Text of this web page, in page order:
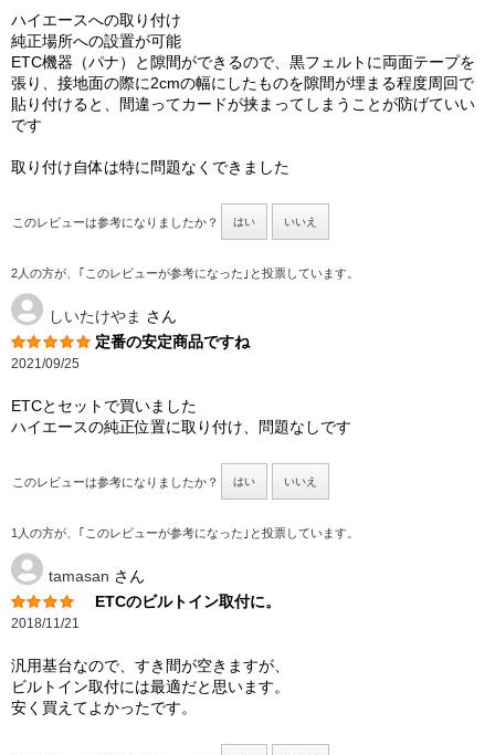
ハイエースへの取り付け
純正場所への設置が可能
ETC機器（パナ）と隙間ができるので、黒フェルトに両面テープを
張り、接地面の際に2cmの幅にしたものを隙間が埋まる程度周回で
貼り付けると、間違ってカードが挟まってしまうことが防げていい
です
取り付け自体は特に問題なくできました
このレビューは参考になりましたか？ はい いいえ
2人の方が、｢このレビューが参考になった｣と投票しています。
しいたけやま さん
定番の安定商品ですね
2021/09/25
ETCとセットで買いました
ハイエースの純正位置に取り付け、問題なしです
このレビューは参考になりましたか？ はい いいえ
1人の方が、｢このレビューが参考になった｣と投票しています。
tamasan さん
ETCのビルトイン取付に。
2018/11/21
汎用基台なので、すき間が空きますが、
ビルトイン取付には最適だと思います。
安く買えてよかったです。